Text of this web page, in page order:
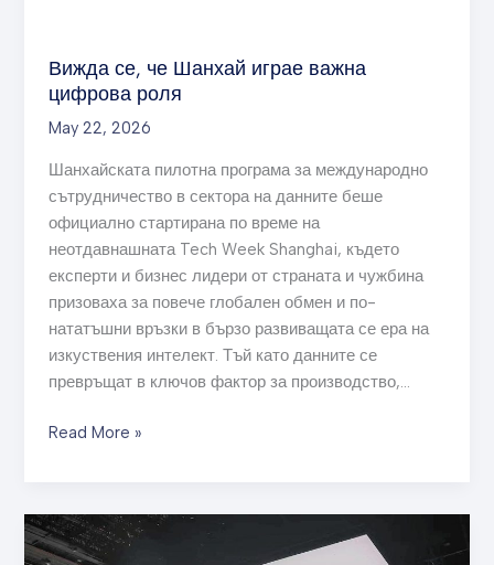
Вижда се, че Шанхай играе важна
цифрова роля
May 22, 2026
Шанхайската пилотна програма за международно
сътрудничество в сектора на данните беше
официално стартирана по време на
неотдавнашната Tech Week Shanghai, където
експерти и бизнес лидери от страната и чужбина
призоваха за повече глобален обмен и по-
нататъшни връзки в бързо развиващата се ера на
изкуствения интелект. Тъй като данните се
превръщат в ключов фактор за производство,…
Read More »
Създаването
на